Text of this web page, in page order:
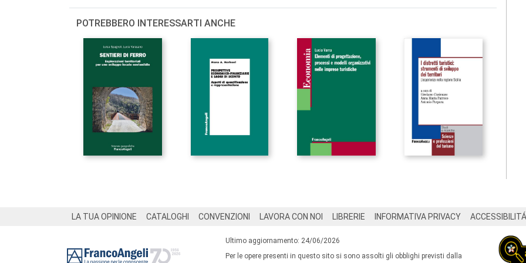
POTREBBERO INTERESSARTI ANCHE
LA TUA OPINIONE CATALOGHI CONVENZIONI LAVORA CON NOI LIBRERIE INFORMATIVA PRIVACY ACCESSIBILITÁ
Ultimo aggiornamento: 24/06/2026
Per le opere presenti in questo sito si sono assolti gli obblighi previsti dalla